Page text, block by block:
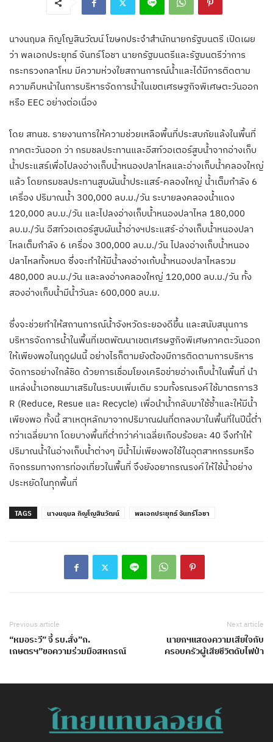
นางนฤมล ภิญโญสินวัฒน์ โฆษกประจำสำนักนายกรัฐมนตรี เปิดเผย
ว่า พลเอกประยุทธ์ จันทร์โอชา นายกรัฐมนตรีและรัฐมนตรีว่าการ
กระทรวงกลาโหม มีความห่วงใยสถานการณ์น้ำและได้มีการติดตาม
ความคืบหน้าในการบริหารจัดการน้ำในเขตเศรษฐกิจพิเศษตะวันออก
หรือ EEC อย่างต่อเนื่อง
โดย สทนช. รายงานการให้ความช่วยเหลือพื้นที่ประสบภัยแล้งในพื้นที่
ภาคตะวันออก ว่า กรมชลประทานและอีสท์วอเตอร์สูบน้ำจากอ่างเก็บ
น้ำประแสร์เพื่อไปลงอ่างเก็บน้ำหนองปลาไหลและอ่างเก็บน้ำคลองใหญ่
แล้ว โดยกรมชลประทานสูบผันน้ำประแสร์-คลองใหญ่ น้ำเต็มกำลัง 6
เครื่อง ปริมาณน้ำ 300,000 ลบ.ม./วัน ระบายลงคลองน้ำแดง
120,000 ลบ.ม./วัน และไปลงอ่างเก็บน้ำหนองปลาไหล 180,000
ลบ.ม./วัน อีสท์วอเตอร์สูบผันน้ำอ่างฯประแสร์-อ่างเก็บน้ำหนองปลา
ไหลเต็มกำลัง 6 เครื่อง 300,000 ลบ.ม./วัน ไปลงอ่างเก็บน้ำหนอง
ปลาไหลทั้งหมด ซึ่งจะทำให้มีน้ำลงอ่างเก้บน้ำหนองปลาไหลรวม
480,000 ลบ.ม./วัน และลงอ่างคลองใหญ่ 120,000 ลบ.ม./วัน ทั้ง
สองอ่างเก็บน้ำมีน้ำวันละ 600,000 ลบ.ม.
ซึ่งจะช่วยทำให้สถานการณ์น้ำจังหวัดระยองดีขึ้น และสนับสนุนการ
บริหารจัดการน้ำในพื้นที่เขตพัฒนาเขตเศรษฐกิจพิเศษภาคตะวันออก
ให้เพียงพอในฤดูฝนนี้ อย่างไรก็ตามยังต้องมีการติดตามการบริหาร
จัดการอย่างใกล้ชิด ด้วยการเชื่อมโยงเครือข่ายอ่างเก็บน้ำในพื้นที่ นำ
แหล่งน้ำเอกชนมาเสริมในระบบเพิ่มเติม รวมทั้งรณรงค์ใช้มาตรการ3
R (Reduce, Resue และ Recycle) เพื่อนำน้ำกลับมาใช้ซ้ำและให้มีน้ำ
เพียงพอ ทั้งนี้ สาเหตุหลักมาจากปริมาณฝนที่ตกลงมาในพื้นที่ในปีนี้ต่ำ
กว่าเฉลี่ยมาก โดยบางพื้นที่ต่ำกว่าค่าเฉลี่ยเกือบร้อยละ 40 จึงทำให้
ปริมาณน้ำในอ่างเก็บน้ำต่างๆ มีน้ำไม่เพียงพอใช้ในอุตสาหกรรมหรือ
กิจกรรมทางการท่องเที่ยวในพื้นที่ จึงยังอยากรณรงค์ให้ใช้น้ำอย่าง
ประหยัดในทุกพื้นที่
TAGS นางนฤมล ภิญโญสินวัฒน์ พลเอกประยุทธ์ จันทร์โอชา
Previous article
“หมอระวี” จี้ รบ.สั่ง”ก.
เกษตรฯ”ขอความร่วมมือสหกรณ์
Next article
นายกฯแสดงความเสียใจกับ
ครอบครัวผู้เสียชีวิตดับไฟป่า